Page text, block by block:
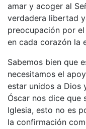
amar y acoger al
verdadera libertad
preocupación por
en cada corazón la
Sabemos bien que
necesitamos el
estar unidos a Dios
Óscar nos dice que
Iglesia, esto no es
la confirmación